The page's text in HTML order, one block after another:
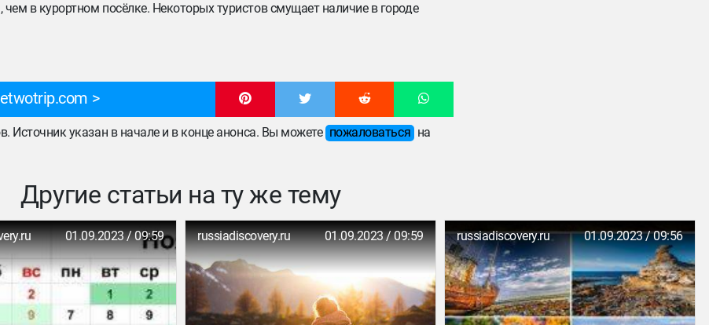
в курортном посёлке. Некоторых туристов смущает наличие в городе
Источник указан в начале и в конце анонса. Вы можете пожаловаться на
Другие статьи на ту же тему
01.09.2023 / 09:59 russiadiscovery.ru 01.09.2023 / 09:59 russiadiscovery.ru 01.09.2023 / 09:56